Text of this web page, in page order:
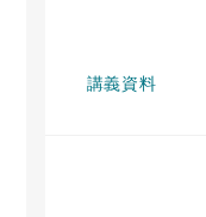
講義資料